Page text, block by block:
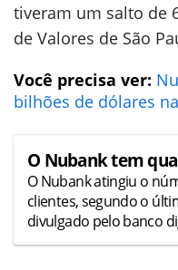
tiveram um salto de
de Valores de São
Você precisa ver:
bilhões de dólares
O Nubank tem
O Nubank atingiu o
clientes, segundo o
divulgado pelo banco